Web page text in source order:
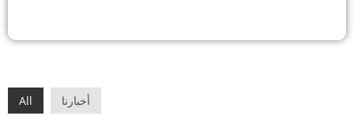
All أخبارنا